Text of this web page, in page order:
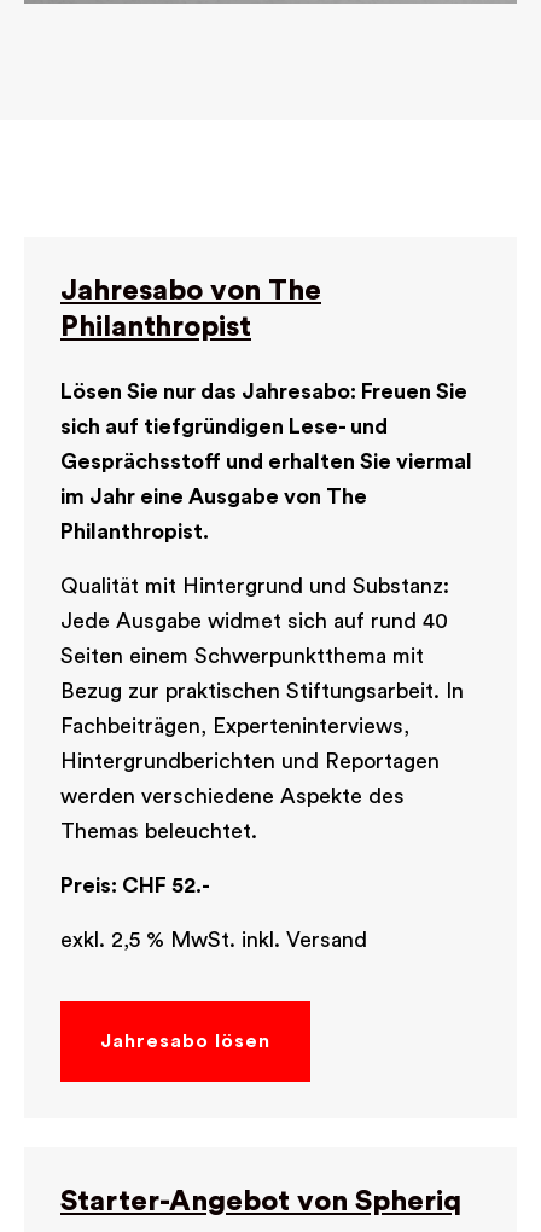
Jahresabo von The
Philanthropist
Lösen Sie nur das Jahresabo: Freuen Sie
sich auf tiefgründigen Lese- und
Gesprächsstoff und erhalten Sie viermal
im Jahr eine Ausgabe von The
Philanthropist.
Qualität mit Hintergrund und Substanz:
Jede Ausgabe widmet sich auf rund 40
Seiten einem Schwerpunktthema mit
Bezug zur praktischen Stiftungsarbeit. In
Fachbeiträgen, Experteninterviews,
Hintergrundberichten und Reportagen
werden verschiedene Aspekte des
Themas beleuchtet.
Preis: CHF 52.-
exkl. 2,5 % MwSt. inkl. Versand
Jahresabo lösen
Starter-Angebot von Spheriq